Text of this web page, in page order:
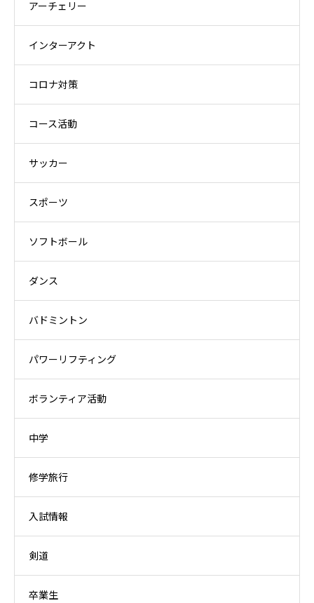
アーチェリー
インターアクト
コロナ対策
コース活動
サッカー
スポーツ
ソフトボール
ダンス
バドミントン
パワーリフティング
ボランティア活動
中学
修学旅行
入試情報
剣道
卒業生